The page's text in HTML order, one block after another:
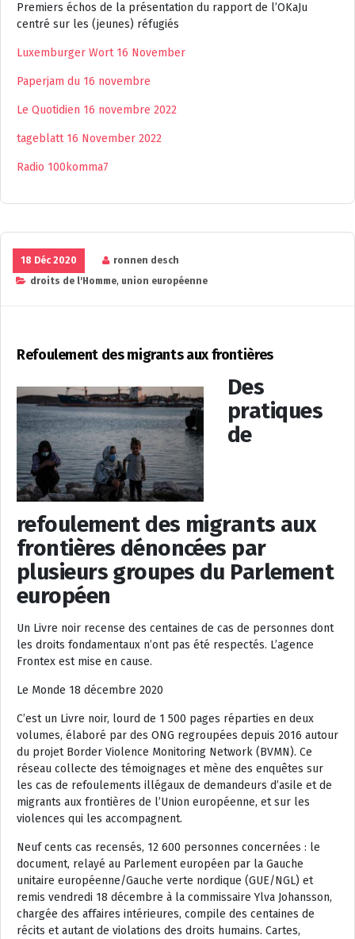
Premiers échos de la présentation du rapport de l’OKaJu
centré sur les (jeunes) réfugiés
Luxemburger Wort 16 November
Paperjam du 16 novembre
Le Quotidien 16 novembre 2022
tageblatt 16 November 2022
Radio 100komma7
18 Déc 2020
ronnen desch
droits de l'Homme, union européenne
Refoulement des migrants aux frontières
Des
pratiques
de
refoulement des migrants aux
frontières dénoncées par
plusieurs groupes du Parlement
européen
Un Livre noir recense des centaines de cas de personnes dont
les droits fondamentaux n’ont pas été respectés. L’agence
Frontex est mise en cause.
Le Monde 18 décembre 2020
C’est un Livre noir, lourd de 1 500 pages réparties en deux
volumes, élaboré par des ONG regroupées depuis 2016 autour
du projet Border Violence Monitoring Network (BVMN). Ce
réseau collecte des témoignages et mène des enquêtes sur
les cas de refoulements illégaux de demandeurs d’asile et de
migrants aux frontières de l’Union européenne, et sur les
violences qui les accompagnent.
Neuf cents cas recensés, 12 600 personnes concernées : le
document, relayé au Parlement européen par la Gauche
unitaire européenne/Gauche verte nordique (GUE/NGL) et
remis vendredi 18 décembre à la commissaire Ylva Johansson,
chargée des affaires intérieures, compile des centaines de
récits et autant de violations des droits humains. Cartes,